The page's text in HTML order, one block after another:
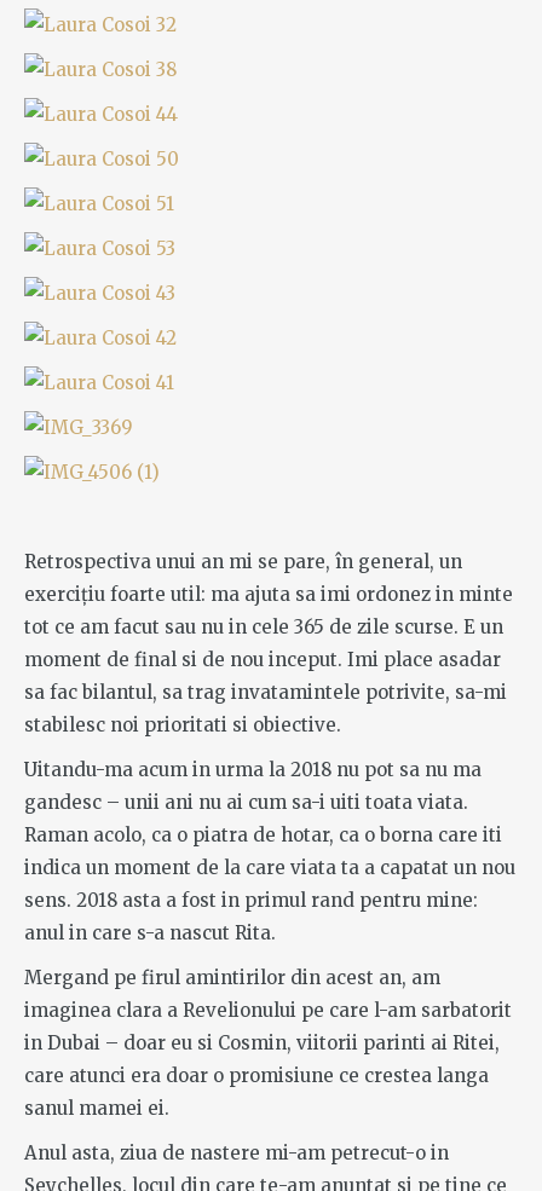
Retrospectiva unui an mi se pare, în general, un
exercițiu foarte util: ma ajuta sa imi ordonez in minte
tot ce am facut sau nu in cele 365 de zile scurse. E un
moment de final si de nou inceput. Imi place asadar
sa fac bilantul, sa trag invatamintele potrivite, sa-mi
stabilesc noi prioritati si obiective.
Uitandu-ma acum in urma la 2018 nu pot sa nu ma
gandesc – unii ani nu ai cum sa-i uiti toata viata.
Raman acolo, ca o piatra de hotar, ca o borna care iti
indica un moment de la care viata ta a capatat un nou
sens. 2018 asta a fost in primul rand pentru mine:
anul in care s-a nascut Rita.
Mergand pe firul amintirilor din acest an, am
imaginea clara a Revelionului pe care l-am sarbatorit
in Dubai – doar eu si Cosmin, viitorii parinti ai Ritei,
care atunci era doar o promisiune ce crestea langa
sanul mamei ei.
Anul asta, ziua de nastere mi-am petrecut-o in
Seychelles, locul din care te-am anuntat si pe tine ce